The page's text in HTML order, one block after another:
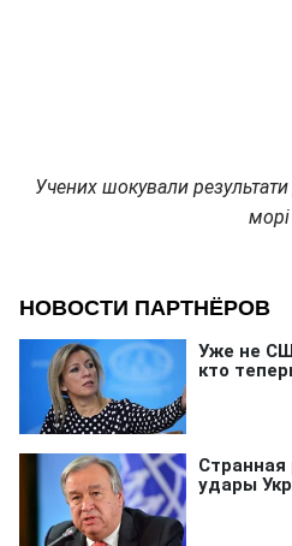
Учених шокували
морі